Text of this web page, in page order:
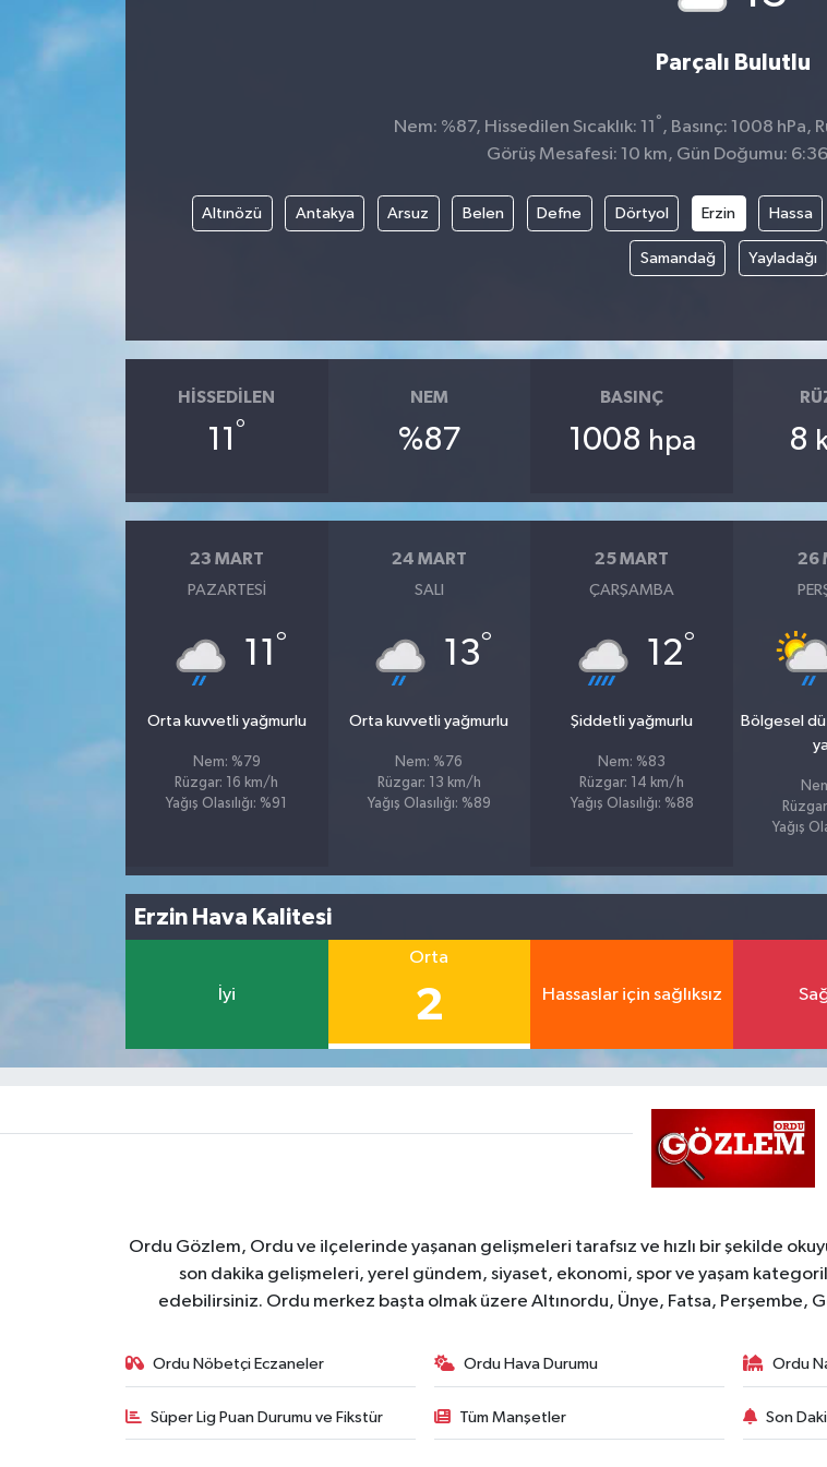
Parçalı Bulutlu
Nem: %87, Hissedilen Sıcaklık: 11 ° , Basınç: 1008 hPa,
Görüş Mesafesi: 10 km, Gün Doğumu:
Altınözü Antakya Arsuz Belen Defne Dörtyol Erzin Hassa
Samandağ Yayladağı
HISSEDILEN
11°
NEM
%87
BASINÇ
1008 hpa 8
23 MART
PAZARTESI
11 °
Orta kuvvetli yağmurlu
Nem: %79
Rüzgar: 16 km/h
Yağış Olasılığı: %91
24 MART
SALI
13°
Orta kuvvetli yağmurlu
Nem: %76
Rüzgar: 13 km/h
Yağış Olasılığı: %89
25 MART
ÇARŞAMBA
12°
Şiddetli yağmurlu
Nem: %83
Rüzgar: 14 km/h
Yağış Olasılığı: %88
26
Bölgesel
Yağış
Erzin Hava Kalitesi
İyi
Orta
2 Hassaslar için sağlıksız
Ordu Gözlem, Ordu ve ilçelerinde yaşanan gelişmeleri tarafsız ve hızlı bir şekilde
son dakika gelişmeleri, yerel gündem, siyaset, ekonomi, spor ve yaşam
edebilirsiniz. Ordu merkez başta olmak üzere Altınordu, Ünye, Fatsa, Perşembe,
Ordu Nöbetçi Eczaneler Ordu Hava Durumu Ordu
Süper Lig Puan Durumu ve Fikstür Tüm Manşetler Son